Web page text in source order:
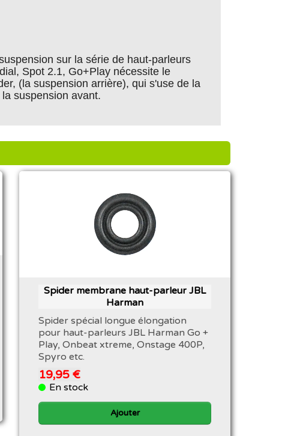
sur la série de haut-parleurs
Spot 2.1, Go+Play nécessite le
(la suspension arrière), qui s'use de la
suspension avant.
Spider membrane haut-parleur JBL
Harman
Spider spécial longue élongation
pour haut-parleurs JBL Harman Go +
Play, Onbeat xtreme, Onstage 400P,
Spyro etc.
19,95 €
En stock
Ajouter